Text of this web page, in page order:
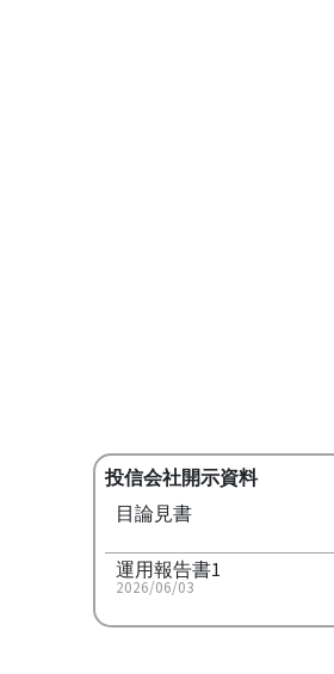
投信会社開示資料
目論見書
運用報告書1
2026/06/03